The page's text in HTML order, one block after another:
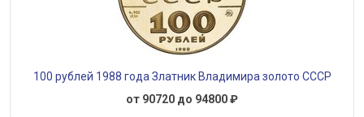
100 рублей 1988 года Златник Владимира золото СССР
от 90720 до 94800 ₽